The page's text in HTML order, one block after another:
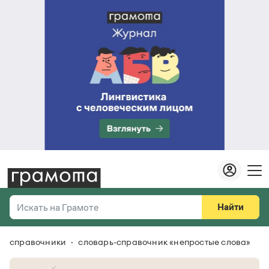
Искать на Грамоте
Справочная служба
Найти
Везде
справочники словарь-справочник «непростые слова»